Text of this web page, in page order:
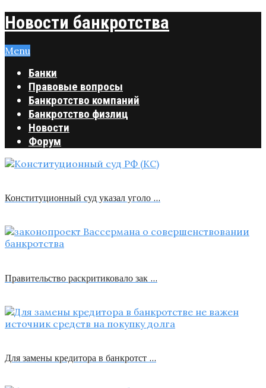
Новости банкротства
Menu
Банки
Правовые вопросы
Банкротство компаний
Банкротство физлиц
Новости
Форум
Конституционный суд указал уголо …
Правительство раскритиковало зак …
Для замены кредитора в банкротст …